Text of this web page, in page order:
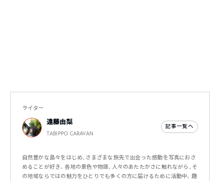
ライター
遠藤由梨
TABIPPO CARAVAN
記事一覧へ
自然豊かな島々をはじめ、さまざまな旅先で出会った感動を写真におさ
めることが好き。各地の景色や物語、人々のあたたかさに触れながら、そ
の地域ならではの魅力をひとりでも多くの方に届けるために活動中。趣